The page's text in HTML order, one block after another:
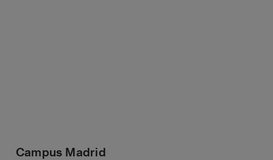
Campus Madrid